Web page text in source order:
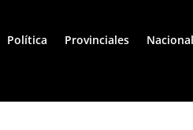
Política Provinciales